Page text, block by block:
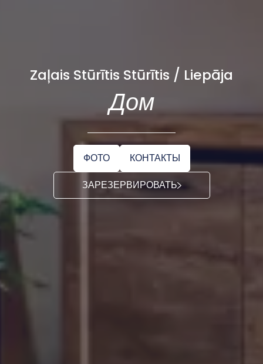
Zaļais Stūrītis Stūrītis / Liepāja
Дом
ФОТО
КОНТАКТЫ
ЗАРЕЗЕРВИРОВАТЬ